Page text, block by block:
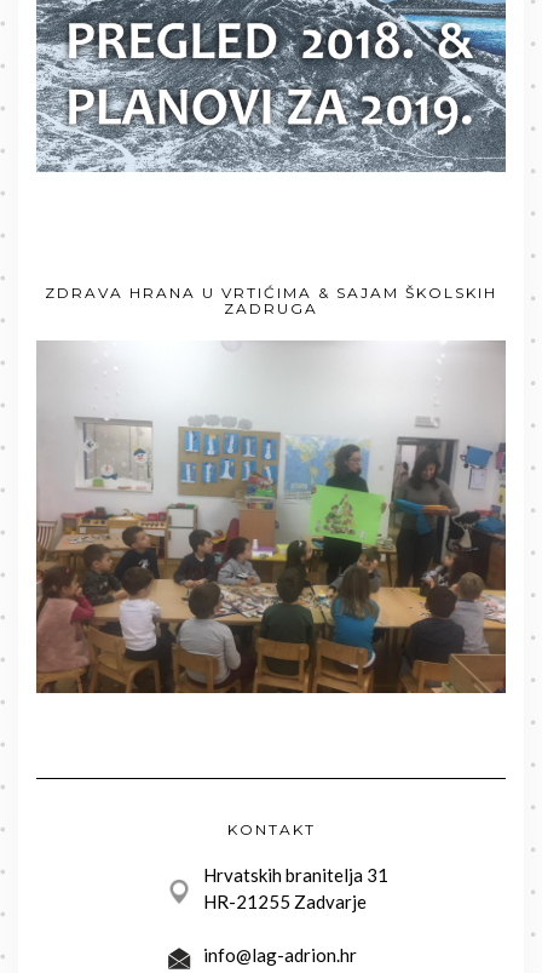
ZDRAVA HRANA U VRTIĆIMA & SAJAM ŠKOLSKIH
ZADRUGA
KONTAKT
Hrvatskih branitelja 31
HR-21255 Zadvarje
info@lag-adrion.hr